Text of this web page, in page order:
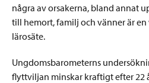
några av orsakerna, bland annat
till hemort, familj och vänner är
lärosäte.
Ungdomsbarometerns
flyttviljan minskar kraftigt efter 22